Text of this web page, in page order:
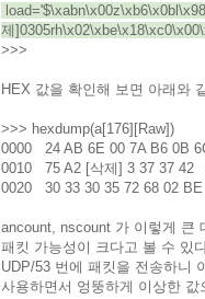
제
>>>
HEX 값을 확인해 보면 아래와
>>> hexdump(a[176][Raw])
0000 24 AB 6E 00 7A B6 0B
0010 75 A2 [삭제] 3 37 37 42
0020 30 33 30 35 72 68
ancount, nscount 가 이렇게 큰
패킷 가능성이 크다고 볼 수 있
UDP/53 번에 패킷을 전송하니
사용하면서 엉뚱하게 이상한 값